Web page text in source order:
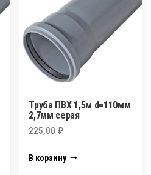
Труба ПВХ 1,5м d=110мм
2,7мм серая
225,00₽
В корзину